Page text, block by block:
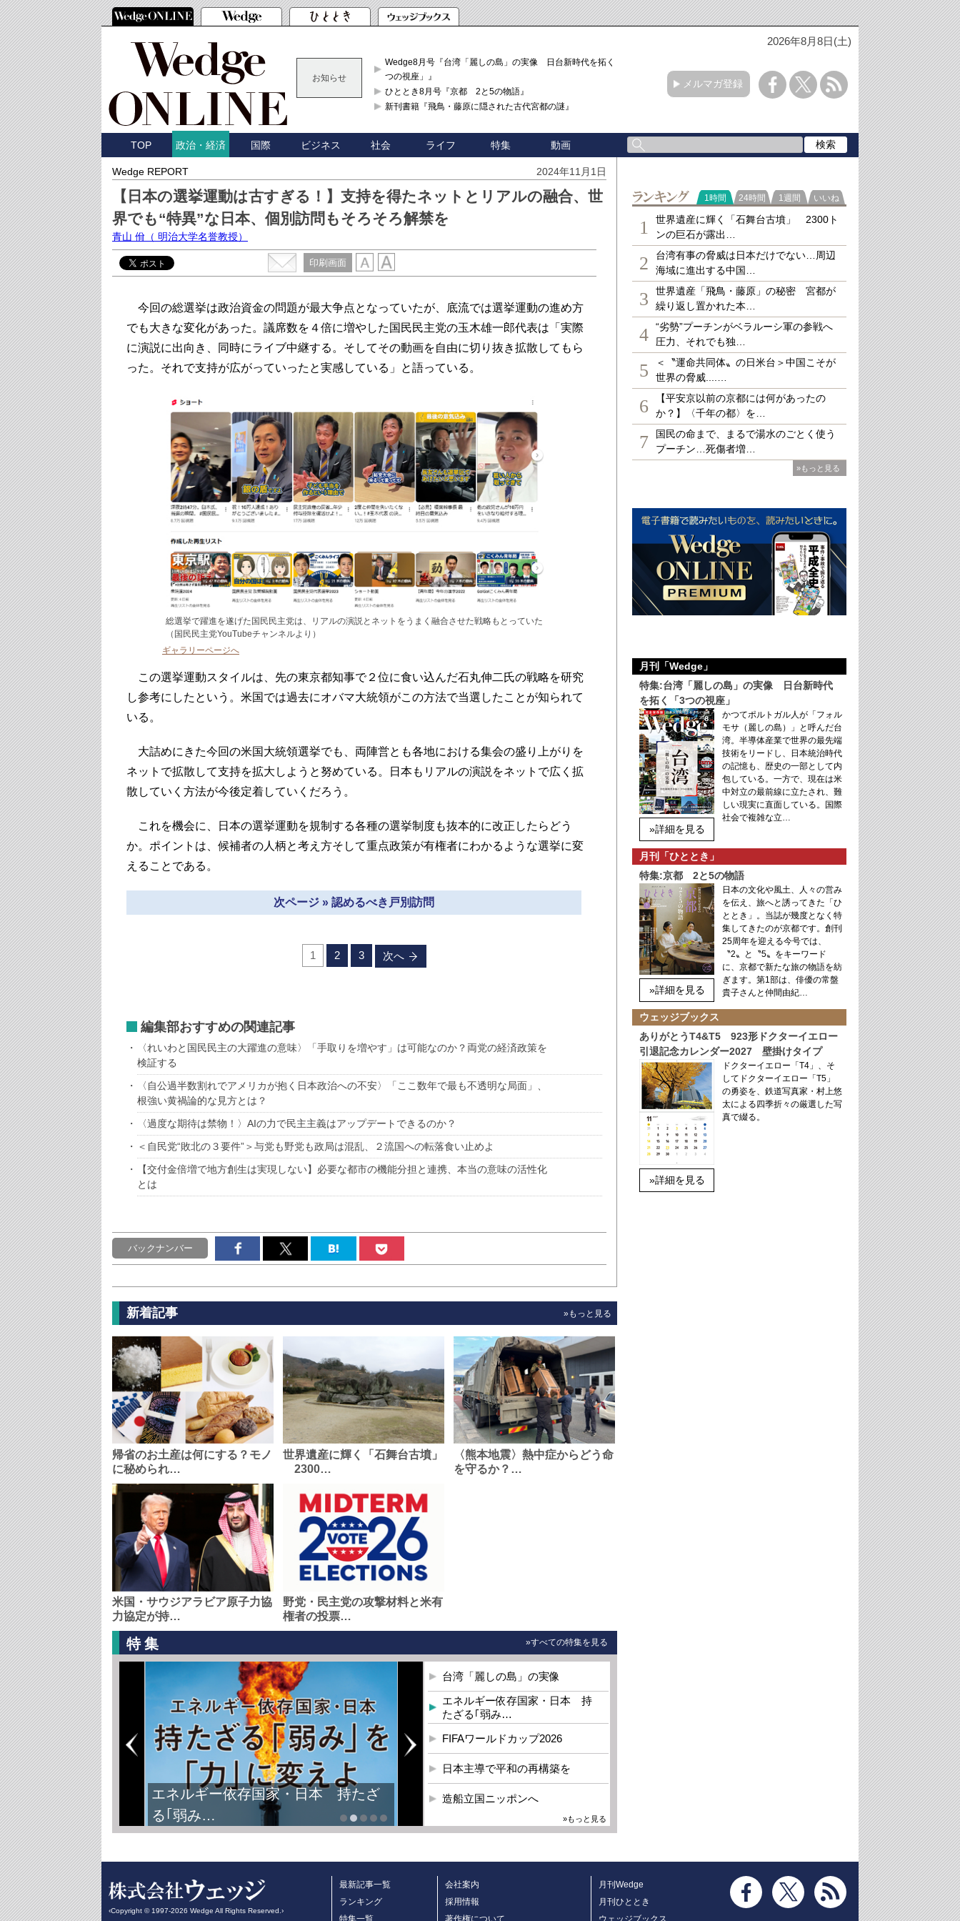
2026年8月8日(土)
お知らせ
Wedge8月号『台湾「麗しの島」の実像 日台新時代を拓く「3
つの視座」』
ひととき8月号『京都 2と5の物語』
新刊書籍『飛鳥・藤原に隠された古代宮都の謎』
メルマガ登録
TOP 政治・経済 国際 ビジネス 社会 ライフ 特集 動画
Wedge REPORT 2024年11月1日
【日本の選挙運動は古すぎる！】支持を得たネットとリアルの融合、世
界でも“特異”な日本、個別訪問もそろそろ解禁を
青山 佾 （ 明治大学名誉教授）
印刷画面
今回の総選挙は政治資金の問題が最大争点となっていたが、底流では選挙運動の進め方
でも大きな変化があった。議席数を４倍に増やした国民民主党の玉木雄一郎代表は「実際
に演説に出向き、同時にライブ中継する。そしてその動画を自由に切り抜き拡散してもら
った。それで支持が広がっていったと実感している」と語っている。
総選挙で躍進を遂げた国民民主党は、リアルの演説とネットをうまく融合させた戦略もとっていた
（国民民主党YouTubeチャンネルより）
ギャラリーページへ
この選挙運動スタイルは、先の東京都知事で２位に食い込んだ石丸伸二氏の戦略を研究
し参考にしたという。米国では過去にオバマ大統領がこの方法で当選したことが知られて
いる。
大詰めにきた今回の米国大統領選挙でも、両陣営とも各地における集会の盛り上がりを
ネットで拡散して支持を拡大しようと努めている。日本もリアルの演説をネットで広く拡
散していく方法が今後定着していくだろう。
これを機会に、日本の選挙運動を規制する各種の選挙制度も抜本的に改正したらどう
か。ポイントは、候補者の人柄と考え方そして重点政策が有権者にわかるような選挙に変
えることである。
次ページ » 認めるべき戸別訪問
1 2 3 次へ
編集部おすすめの関連記事
〈れいわと国民民主の大躍進の意味〉「手取りを増やす」は可能なのか？両党の経済政策を
検証する
〈自公過半数割れでアメリカが抱く日本政治への不安〉「ここ数年で最も不透明な局面」、
根強い黄禍論的な見方とは？
〈過度な期待は禁物！〉AIの力で民主主義はアップデートできるのか？
＜自民党“敗北の３要件”＞与党も野党も政局は混乱、２流国への転落食い止めよ
【交付金倍増で地方創生は実現しない】必要な都市の機能分担と連携、本当の意味の活性化
とは
バックナンバー
新着記事 »もっと見る
帰省のお土産は何にする？モノ
に秘められ…
世界遺産に輝く「石舞台古墳」
2300…
〈熊本地震〉熱中症からどう命
を守るか？…
米国・サウジアラビア原子力協
力協定が持…
野党・民主党の攻撃材料と米有
権者の投票…
特集 »すべての特集を見る
エネルギー依存国家・日本 持たざ
る｢弱み…
台湾「麗しの島」の実像
エネルギー依存国家・日本 持
たざる｢弱み…
FIFAワールドカップ2026
日本主導で平和の再構築を
造船立国ニッポンへ
»もっと見る
ランキング
1時間 24時間 1週間 いいね
1
世界遺産に輝く「石舞台古墳」 2300ト
ンの巨石が露出…
2
台湾有事の脅威は日本だけでない…周辺
海域に進出する中国…
3
世界遺産「飛鳥・藤原」の秘密 宮都が
繰り返し置かれた本…
4
“劣勢”プーチンがベラルーシ軍の参戦へ
圧力、それでも独…
5
＜〝運命共同体〟の日米台＞中国こそが
世界の脅威....…
6
【平安京以前の京都には何があったの
か？】〈千年の都〉を…
7
国民の命まで、まるで湯水のごとく使う
プーチン…死傷者増…
»もっと見る
月刊「Wedge」
特集:台湾「麗しの島」の実像 日台新時代
を拓く「3つの視座」
»詳細を見る
かつてポルトガル人が「フォル
モサ（麗しの島）」と呼んだ台
湾。半導体産業で世界の最先端
技術をリードし、日本統治時代
の記憶も、歴史の一部として内
包している。一方で、現在は米
中対立の最前線に立たされ、難
しい現実に直面している。国際
社会で複雑な立…
月刊「ひととき」
特集:京都 2と5の物語
»詳細を見る
日本の文化や風土、人々の営み
を伝え、旅へと誘ってきた「ひ
ととき」。当誌が幾度となく特
集してきたのが京都です。創刊
25周年を迎える今号では、
〝2〟と〝5〟をキーワード
に、京都で新たな旅の物語を紡
ぎます。第1部は、俳優の常盤
貴子さんと仲間由紀…
ウェッジブックス
ありがとうT4&T5 923形ドクターイエロー
引退記念カレンダー2027 壁掛けタイプ
»詳細を見る
ドクターイエロー「T4」、そ
してドクターイエロー「T5」
の勇姿を、鉄道写真家・村上悠
太による四季折々の厳選した写
真で綴る。
‹Copyright © 1997-2026 Wedge All Rights Reserved.›
最新記事一覧
ランキング
特集一覧
会社案内
採用情報
著作権について
月刊Wedge
月刊ひととき
ウェッジブックス